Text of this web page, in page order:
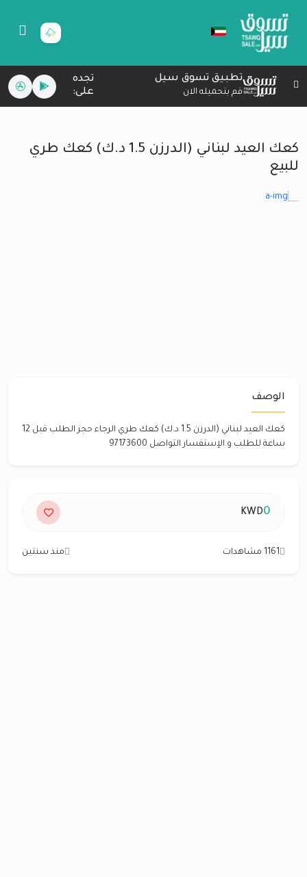
تطبيق تسوق سيل
قم بتحميله الان
تجده
على:
كعك العيد لبناني (الدرزن 1.5 د.ك) كعك طري
للبيع
الوصف
كعك العيد لبناني (الدرزن 1.5 د.ك) كعك طري الرجاء حجز الطلب قبل 12
ساعة للطلب و الإستفسار التواصل 97173600
0
KWD
1161 مشاهدات منذ سنتين